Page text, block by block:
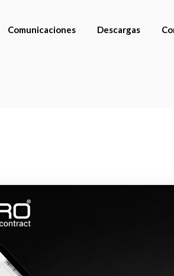
Comunicaciones Descargas